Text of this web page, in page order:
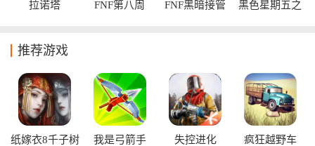
拉诺塔 FNF第八周 FNF黑暗接管
黑色星期五之
推荐游戏
纸嫁衣8千子树 我是弓箭手 失控进化 疯狂越野车